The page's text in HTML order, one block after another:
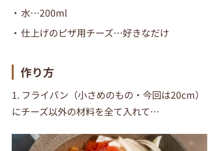
水…200ml
仕上げのピザ用チーズ…好きなだけ
作り方
1. フライパン（小さめのもの・今回は20cm）
にチーズ以外の材料を全て入れて…